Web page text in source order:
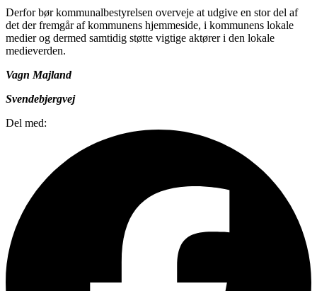
Derfor bør kommunalbestyrelsen overveje at udgive en stor del af
det der fremgår af kommunens hjemmeside, i kommunens lokale
medier og dermed samtidig støtte vigtige aktører i den lokale
medieverden.
Vagn Majland
Svendebjergvej
Del med: